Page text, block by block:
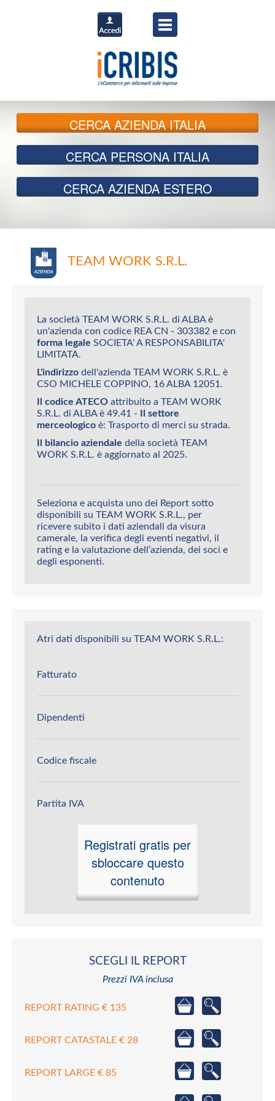
CERCAAZIENDA ITALIA
CERCA PERSONA ITALIA
CERCA AZIENDA ESTERO
TEAM WORK S.R.L.
La società TEAM WORK S.R.L. di ALBA è
un'azienda con codice REA CN - 303382 e con
forma legale SOCIETA' A RESPONSABILITA'
LIMITATA.
L'indirizzo dell'azienda TEAM WORK S.R.L. è
CSO MICHELE COPPINO, 16 ALBA 12051.
Il codice ATECO attribuito a TEAM WORK
S.R.L. di ALBA è 49.41 - Il settore
merceologico è: Trasporto di merci su strada.
Il bilancio aziendale della società TEAM
WORK S.R.L. è aggiornato al 2025.
Seleziona e acquista uno dei Report sotto
disponibili su TEAM WORK S.R.L., per
ricevere subito i dati aziendali da visura
camerale, la verifica degli eventi negativi, il
rating e la valutazione dell’azienda, dei soci e
degli esponenti.
Atri dati disponibili su TEAM WORK S.R.L.:
Fatturato
Dipendenti
Codice fiscale
Partita IVA
Registrati gratis per
sbloccare questo
contenuto
SCEGLI IL REPORT
Prezzi IVA inclusa
REPORT RATING € 135
REPORT CATASTALE € 28
REPORT LARGE € 85